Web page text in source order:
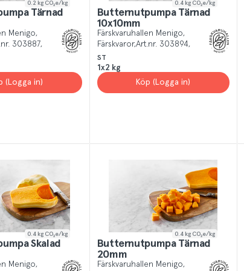
0.2 kg CO₂e/kg
Tärnad
Menigo
303887
(Logga in)
0.4 kg CO₂e/kg
Butternutpumpa Tärnad
10x10mm
Färskvaruhallen Menigo
Färskvaror Art.nr. 303894
ST
1x2 kg
Köp (Logga in)
0.4 kg CO₂e/kg
Skalad
Menigo
0.4 kg CO₂e/kg
Butternutpumpa Tärnad
20mm
Färskvaruhallen Menigo